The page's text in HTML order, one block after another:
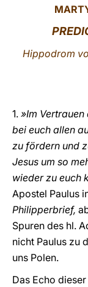
Hippodrom
1. »Im
bei euch allen
zu fördern und
Jesus um so
wieder zu euch
Apostel Paulus
Philipperbrief,
Spuren des hl.
nicht Paulus zu
uns Polen.
Das Echo